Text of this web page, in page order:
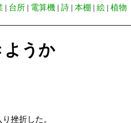
| 台所 | 電算機 | 詩 | 本棚 | 絵 | 植物
ようか
挫折した。